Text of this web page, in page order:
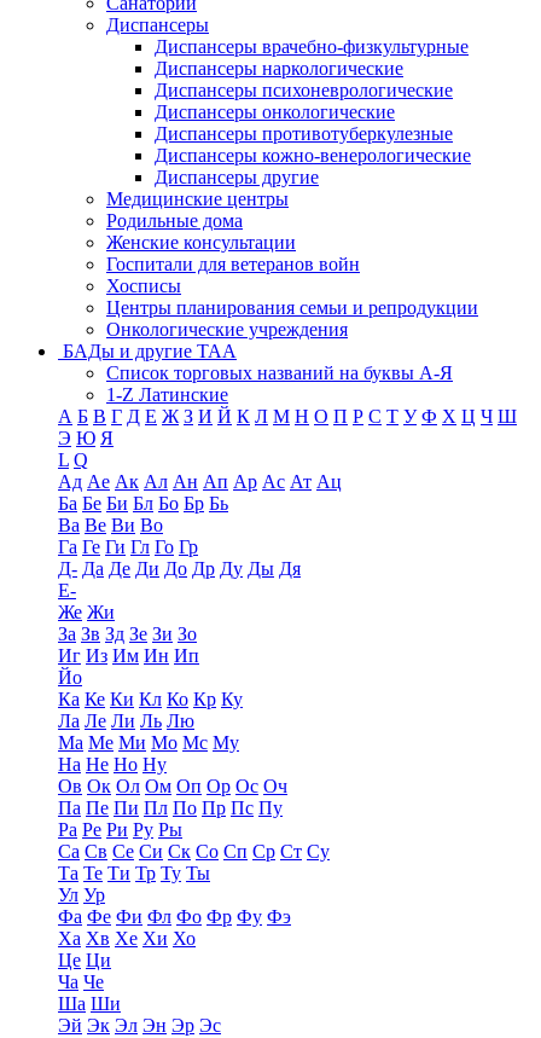
Диспансеры
Диспансеры врачебно-физкультурные
Диспансеры наркологические
Диспансеры психоневрологические
Диспансеры онкологические
Диспансеры противотуберкулезные
Диспансеры кожно-венерологические
Диспансеры другие
Медицинские центры
Родильные дома
Женские консультации
Госпитали для ветеранов войн
Хосписы
Центры планирования семьи и репродукции
Онкологические учреждения
БАДы и другие ТАА
Список торговых названий на буквы А-Я
1-Z Латинские
А Б В Г Д Е Ж З И Й К Л М Н О П Р С Т У Ф Х Ц Ч Ш
Э Ю Я
L Q
Ад Ае Ак Ал Ан Ап Ар Ас Ат Ац
Ба Бе Би Бл Бо Бр Бь
Ва Ве Ви Во
Га Ге Ги Гл Го Гр
Д- Да Де Ди До Др Ду Ды Дя
Е-
Же Жи
За Зв Зд Зе Зи Зо
Иг Из Им Ин Ип
Йо
Ка Ке Ки Кл Ко Кр Ку
Ла Ле Ли Ль Лю
Ма Ме Ми Мо Мс Му
На Не Но Ну
Ов Ок Ол Ом Оп Ор Ос Оч
Па Пе Пи Пл По Пр Пс Пу
Ра Ре Ри Ру Ры
Са Св Се Си Ск Со Сп Ср Ст Су
Та Те Ти Тр Ту Ты
Ул Ур
Фа Фе Фи Фл Фо Фр Фу Фэ
Ха Хв Хе Хи Хо
Це Ци
Ча Че
Ша Ши
Эй Эк Эл Эн Эр Эс